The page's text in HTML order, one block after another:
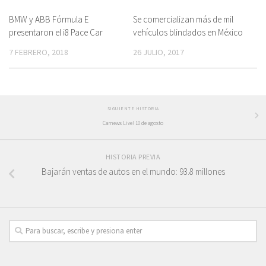
BMW y ABB Fórmula E
presentaron el i8 Pace Car
7 FEBRERO, 2018
Se comercializan más de mil
vehículos blindados en México
26 JULIO, 2017
SIGUIENTE HISTORIA
Carnews Live! 10 de agosto
HISTORIA PREVIA
Bajarán ventas de autos en el mundo: 93.8 millones